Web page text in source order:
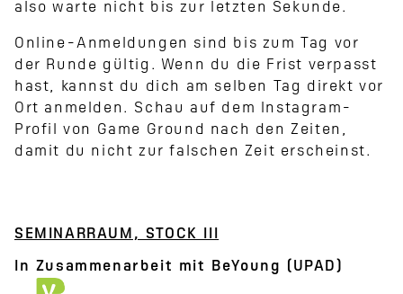
also warte nicht bis zur letzten Sekunde.
Online-Anmeldungen sind bis zum Tag vor
der Runde gültig. Wenn du die Frist verpasst
hast, kannst du dich am selben Tag direkt vor
Ort anmelden. Schau auf dem Instagram-
Profil von Game Ground nach den Zeiten,
damit du nicht zur falschen Zeit erscheinst.
SEMINARRAUM, STOCK III
In Zusammenarbeit mit BeYoung (UPAD)